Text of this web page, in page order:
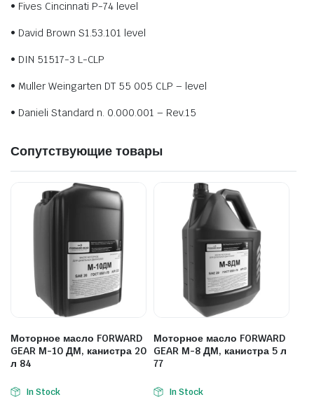
• Fives Cincinnati P-74 level
• David Brown S1.53.101 level
• DIN 51517-3 L-CLP
• Muller Weingarten DT 55 005 CLP – level
• Danieli Standard n. 0.000.001 – Rev.15
Сопутствующие товары
Моторное масло FORWARD
GEAR М-10 ДМ, канистра 20
л 84
In Stock
Моторное масло FORWARD
GEAR М-8 ДМ, канистра 5 л
77
In Stock